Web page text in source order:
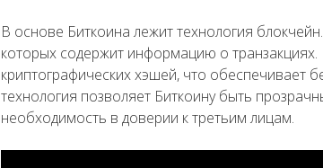
В основе Биткоина лежит технология
которых содержит информацию о
криптографических хэшей, что обеспечивает
технология позволяет Биткоину быть
необходимость в доверии к третьим лицам.